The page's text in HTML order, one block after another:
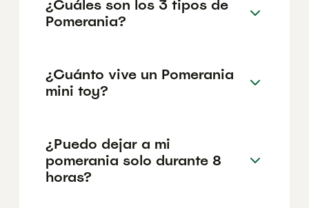
¿Cuáles son los 3 tipos de
Pomerania?
¿Cuánto vive un Pomerania
mini toy?
¿Puedo dejar a mi
pomerania solo durante 8
horas?